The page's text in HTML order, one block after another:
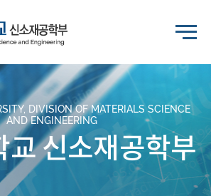
DIVISION OF MATERIALS SCIENCE
AND ENGINEERING
교 신소재공학부